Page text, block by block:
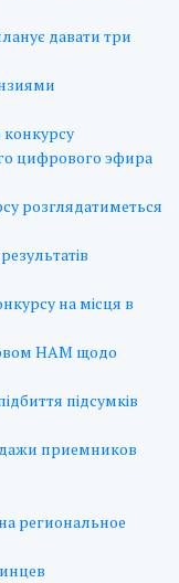
давати три
цифрового эфира
розглядатиметься
на місця в
НАМ щодо
підсумків
приемников
региональное